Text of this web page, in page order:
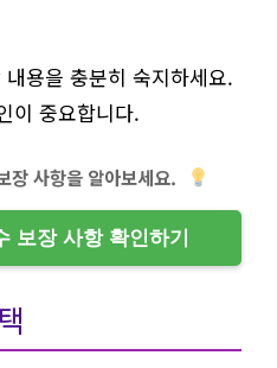
용을 충분히 숙지하세요.
이 중요합니다.
장 사항을 알아보세요.
보장 사항 확인하기